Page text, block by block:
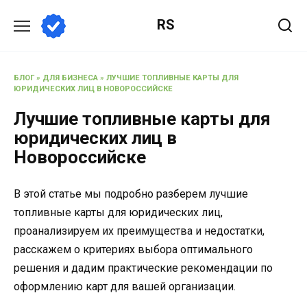
содержанию
RS
БЛОГ» ДЛЯ БИЗНЕСА » ЛУЧШИЕ ТОПЛИВНЫЕ КАРТЫ ДЛЯ
ЮРИДИЧЕСКИХ ЛИЦ В НОВОРОССИЙСКЕ
Лучшие топливные карты для
юридических лиц в
Новороссийске
В этой статье мы подробно разберем лучшие
топливные карты для юридических лиц,
проанализируем их преимущества и недостатки,
расскажем о критериях выбора оптимального
решения и дадим практические рекомендации по
оформлению карт для вашей организации.